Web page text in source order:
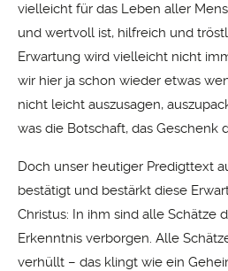
vielleicht für das Leben aller
und wertvoll ist, hilfreich und
Erwartung wird vielleicht nicht
wir hier ja schon wieder etwas
nicht leicht auszusagen,
was die Botschaft, das Geschenk
Doch unser heutiger Predigttext
bestätigt und bestärkt diese
Christus: In ihm sind alle Schätze
Erkenntnis verborgen. Alle
verhüllt – das klingt wie ein